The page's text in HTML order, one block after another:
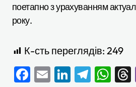
поетапно з урахуванням
року.
К-сть переглядів: 249
Facebook
EmailLinkedIn